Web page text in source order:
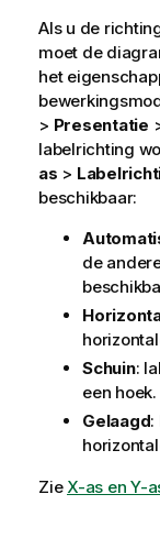
Als u de
moet de
het
> Presentatie
labelrichting
as >
beschikbaar:
de
Schuin:
een hoek.
Gelaagd:
Zie X-as en Y-